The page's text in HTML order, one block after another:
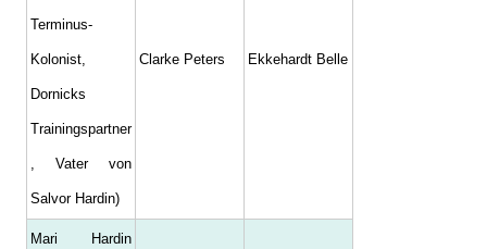
Terminus-
Kolonist,
Dornicks
Trainingspartner
, Vater von
Salvor Hardin)
Clarke Peters Ekkehardt Belle
Mari Hardin